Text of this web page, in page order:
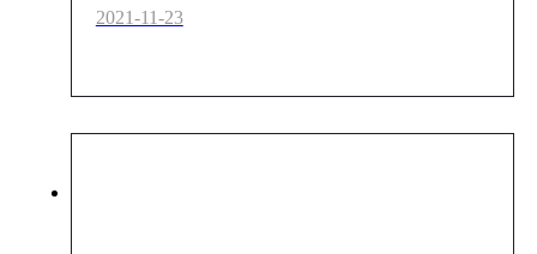
2021-11-23